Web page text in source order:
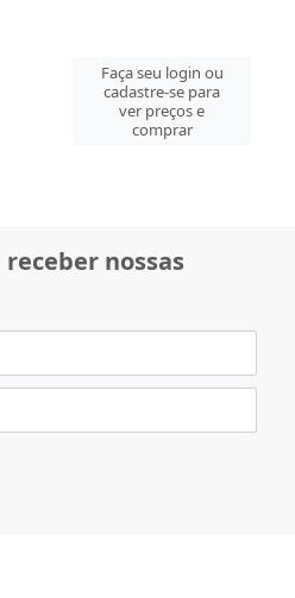
Faça seu login ou
cadastre-se para
ver preços e
comprar
nossas